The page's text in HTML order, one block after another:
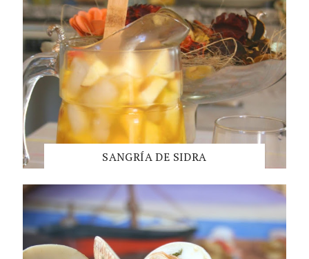
SANGRÍA DE SIDRA